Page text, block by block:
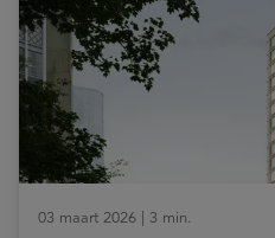
03 maart 2026 | 3 min.